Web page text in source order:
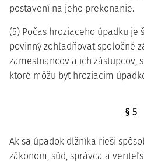
postavení na jeho prekonanie.
(5) Počas hroziaceho úpadku je
povinný zohľadňovať spoločné
zamestnancov a ich zástupcov,
ktoré môžu byť hroziacim
§ 5
Ak sa úpadok dlžníka rieši
zákonom, súd, správca a